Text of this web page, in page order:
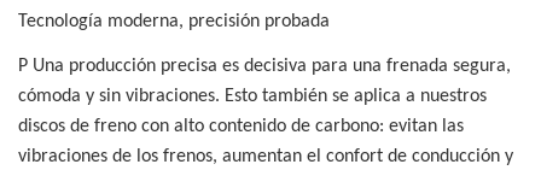
Tecnología moderna, precisión probada
P Una producción precisa es decisiva para una frenada segura,
cómoda y sin vibraciones. Esto también se aplica a nuestros
discos de freno con alto contenido de carbono: evitan las
vibraciones de los frenos, aumentan el confort de conducción y